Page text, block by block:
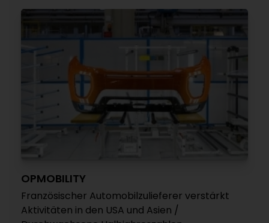
OPMOBILITY
Französischer Automobilzulieferer verstärkt
Aktivitäten in den USA und Asien /